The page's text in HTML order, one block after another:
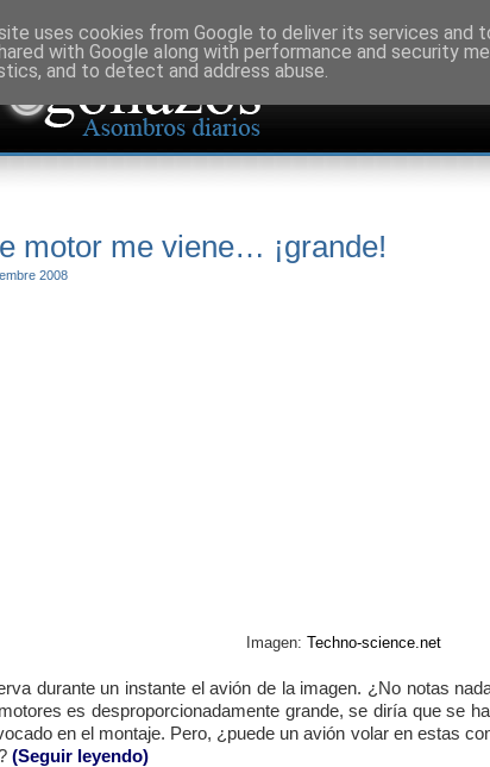
motor me viene… ¡grande!
2008
Imagen: Techno-science.net
durante un instante el avión de la imagen. ¿No notas
es desproporcionadamente grande, se diría que se
en el montaje. Pero, ¿puede un avión volar en estas
(Seguir leyendo)
uses cookies from Google to deliver its services and
with Google along with performance and security
and to detect and address abuse.